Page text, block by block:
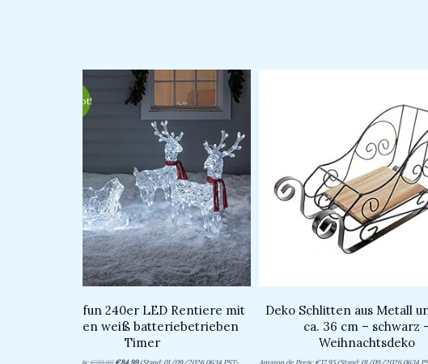
Angebot!
Lights4fun 240er LED Rentiere mit
Schlitten weiß batteriebetrieben
Timer
Ursprünglicher
€99.99
Aktueller
Preis
ist:
€84.99.
Deko Schlitten aus Metall
ca. 36 cm – schwarz
Weihnachtsdeko